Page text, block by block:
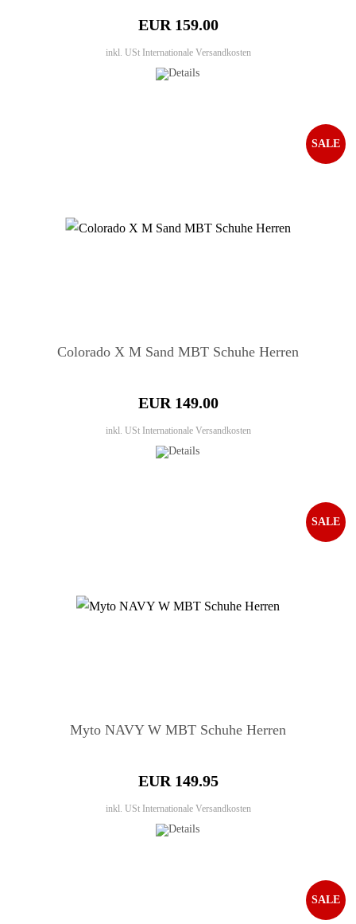
EUR 159.00
inkl. USt Internationale Versandkosten
Colorado X M Sand MBT Schuhe Herren
EUR 149.00
inkl. USt Internationale Versandkosten
SALE
Myto NAVY W MBT Schuhe Herren
EUR 149.95
inkl. USt Internationale Versandkosten
SALE
SALE